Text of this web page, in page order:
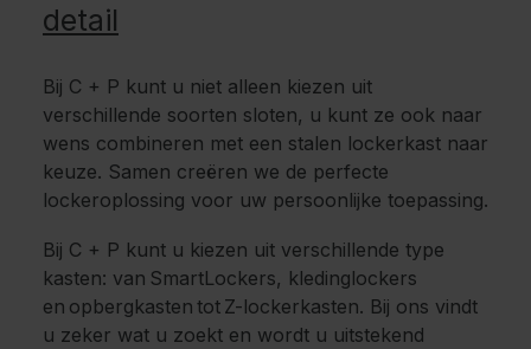
detail
Bij C + P kunt u niet alleen kiezen uit
verschillende soorten sloten, u kunt ze ook naar
wens combineren met een stalen lockerkast naar
keuze. Samen creëren we de perfecte
lockeroplossing voor uw persoonlijke toepassing.
Bij C + P kunt u kiezen uit verschillende type
kasten: van SmartLockers, kledinglockers
en opbergkasten tot Z-lockerkasten. Bij ons vindt
u zeker wat u zoekt en wordt u uitstekend